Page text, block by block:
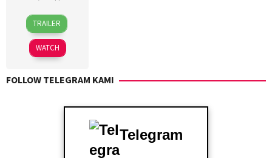
13
Feb
2025
Jacqueline
R.
Carlos
TRAILER
WATCH
FOLLOW TELEGRAM KAMI
Telegram